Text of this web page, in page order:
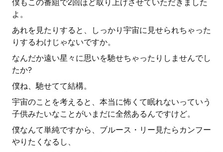
僕もこの番組で2回ほど取り上げさせていただきました
よ。
あれを見たりすると、しっかり宇宙に見せられちゃった
りするわけじゃないですか。
なんだか遠い星々に思いを馳せちゃったりしませんでし
たか?
僕ね、馳せてて結構。
宇宙のことを考えると、本当に怖くて眠れないっていう
子供みたいなことがいまだに全然あるんですけど。
僕なんて単純ですから、ブルース・リー見たらカンフー
やりたくなるし、